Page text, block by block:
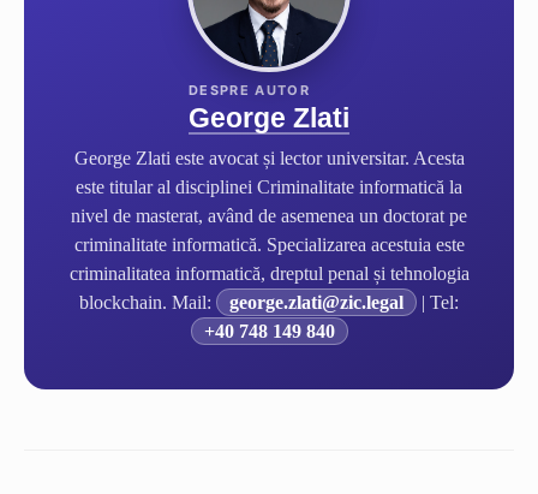
George Zlati
George Zlati este avocat și lector universitar. Acesta
este titular al disciplinei Criminalitate informatică la
nivel de masterat, având de asemenea un doctorat pe
criminalitate informatică. Specializarea acestuia este
criminalitatea informatică, dreptul penal și tehnologia
blockchain. Mail:
george.zlati@zic.legal
| Tel:
+40 748 149 840